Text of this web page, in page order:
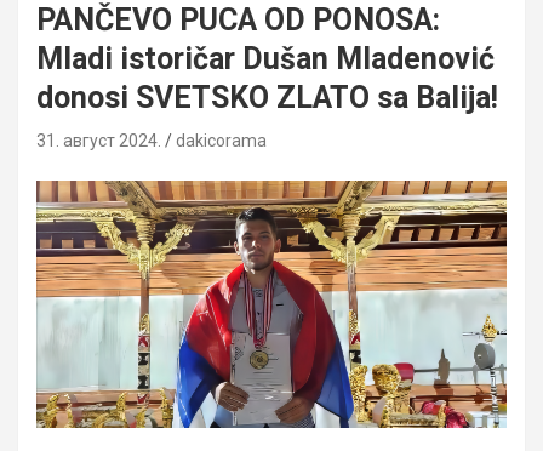
PANČEVO PUCA OD PONOSA:
Mladi istoričar Dušan Mladenović
donosi SVETSKO ZLATO sa Balija!
31. август 2024. dakicorama